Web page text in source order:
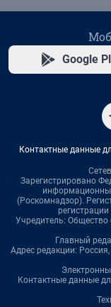
Google
Контактные данные
Зарегистрировано
(Роскомнадзор).
Учредитель:
Главный
Адрес редакции:
Контактные данные